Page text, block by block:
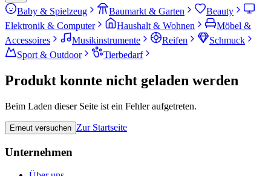
Baby & Spielzeug Baumarkt & Garten
Beauty
Elektronik & Computer
Haushalt & Wohnen
Möbel &
Accessoires
Musikinstrumente Reifen
Schmuck
Sport & Outdoor
Tierbedarf
Produkt konnte nicht geladen werden
Beim Laden dieser Seite ist ein Fehler aufgetreten.
Erneut versuchen Zur Startseite
Unternehmen